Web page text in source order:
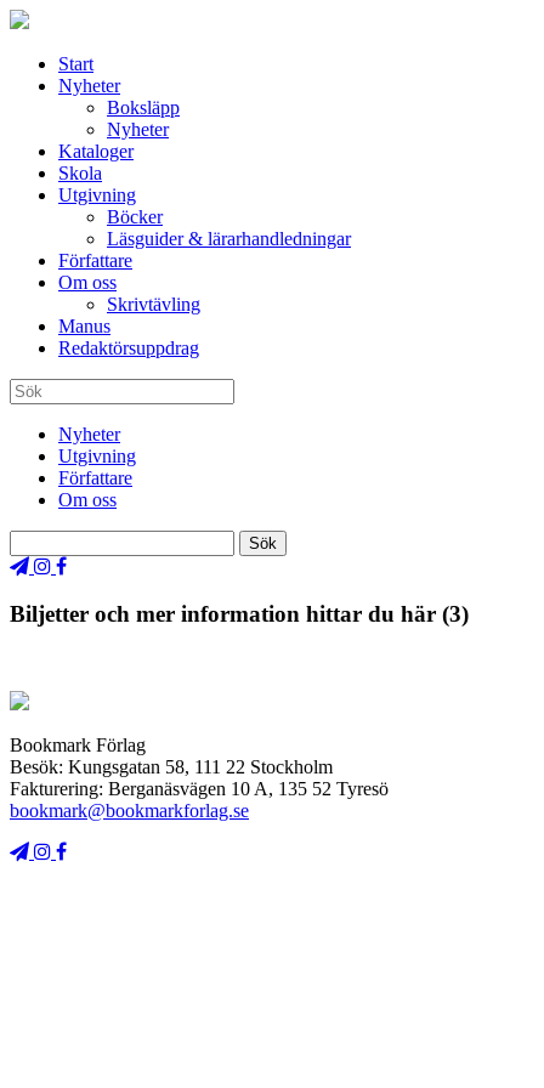
Start
Nyheter
Boksläpp
Nyheter
Kataloger
Skola
Utgivning
Böcker
Läsguider & lärarhandledningar
Författare
Om oss
Skrivtävling
Manus
Redaktörsuppdrag
Nyheter
Utgivning
Författare
Om oss
Biljetter och mer information hittar du här (3)
Bookmark Förlag
Besök: Kungsgatan 58, 111 22 Stockholm
Fakturering: Berganäsvägen 10 A, 135 52 Tyresö
bookmark@bookmarkforlag.se